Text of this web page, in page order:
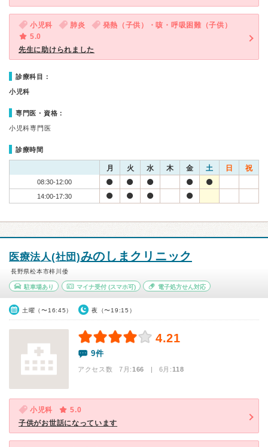
小児科 肺炎
発熱（子供）・咳・呼吸困難（子供）
5.0
先生に助けられました
診療科目：
小児科
専門医・資格：
小児科専門医
診療時間
月 火 水 木 金 土 日 祝
08:30-12:00
14:00-17:30
医療法人(社団)みのしまクリニック
長野県松本市梓川倭
駐車場あり マイナ受付(スマホ可) 電子処方せん対応
土曜（〜16:45） 夜（〜19:15）
4.21
9件
アクセス数 7月:166 | 6月:118
小児科
5.0
子供がお世話になっています